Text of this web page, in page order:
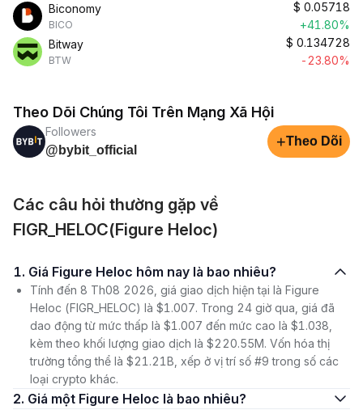
Biconomy
BICO
$ 0.05718
+41.80%
Bitway
BTW
$ 0.134728
-23.80%
Theo Dõi Chúng Tôi Trên Mạng Xã Hội
Followers
@bybit_official
+Theo Dõi
Các câu hỏi thường gặp về
FIGR_HELOC(Figure Heloc)
1. Giá Figure Heloc hôm nay là bao nhiêu?
Tính đến 8 Th08 2026, giá giao dịch hiện tại là Figure
Heloc (FIGR_HELOC) là $1.007. Trong 24 giờ qua, giá đã
dao động từ mức thấp là $1.007 đến mức cao là $1.038,
kèm theo khối lượng giao dịch là $220.55M. Vốn hóa thị
trường tổng thể là $21.21B, xếp ở vị trí số #9 trong số các
loại crypto khác.
2. Giá một Figure Heloc là bao nhiêu?